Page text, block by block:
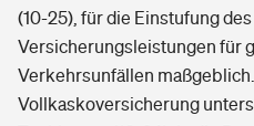
(10-25), für die Einstufung
Versicherungsleistungen für
Verkehrsunfällen
Vollkaskoversicherung